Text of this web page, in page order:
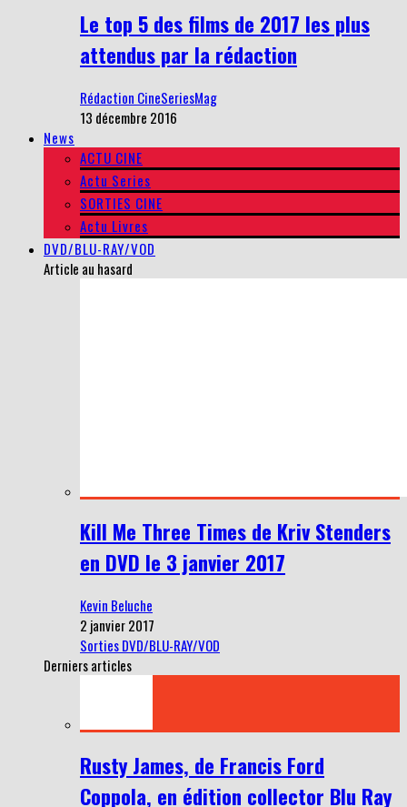
Le top 5 des films de 2017 les plus
attendus par la rédaction
Rédaction CineSeriesMag
13 décembre 2016
News
ACTU CINE
Actu Series
SORTIES CINE
Actu Livres
DVD/BLU-RAY/VOD
Article au hasard
Kill Me Three Times de Kriv Stenders
en DVD le 3 janvier 2017
Kevin Beluche
2 janvier 2017
Sorties DVD/BLU-RAY/VOD
Derniers articles
Rusty James, de Francis Ford
Coppola, en édition collector Blu Ray